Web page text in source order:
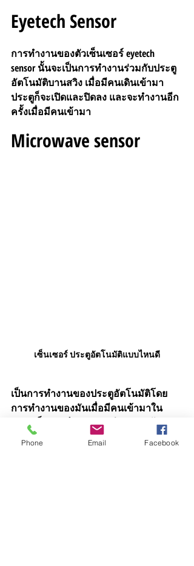
Eyetech Sensor
การทำงานของตัวเซ็นเซอร์ eyetech
sensor นั้นจะเป็นการทำงานร่วมกับประตู
อัตโนมัติบานสวิง เมื่อมีคนเดินเข้ามา
ประตูก็จะเปิดและปิดลง และจะทำงานอีก
ครั้งเมื่อมีคนเข้ามา
Microwave sensor
เซ็นเซอร์ ประตูอัตโนมัติแบบไหนดี
เป็นการทำงานของประตูอัตโนมัติโดย
การทำงานของมันเมื่อมีคนเข้ามาใน
ระยะเซ็นเซอร์จะมองว่ามีคนเดินเข้ามา
แล้วประตูก็จะเปิดรอซักครู่ แล้วปิดลงเอง
Phone Email Facebook